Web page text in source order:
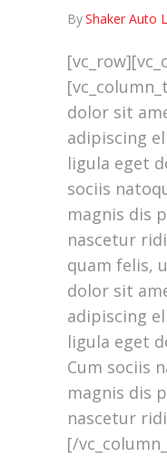
ByShaker Auto
dolor sit
adipiscing
ligula eget
sociis
magnis dis
nascetur
quam felis,
dolor sit
adipiscing
ligula eget
Cum sociis
magnis dis
nascetur
[/